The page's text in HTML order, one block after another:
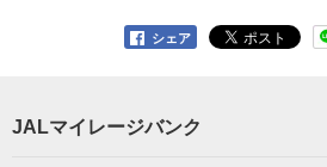
シェア
JALマイレージバンク